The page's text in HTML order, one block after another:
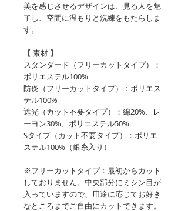
美を感じさせるデザインは、見る人を魅
了し、空間に温もりと洗練をもたらしま
す。
【 素材 】
スタンダード（フリーカットタイプ）：
ポリエステル100%
防炎（フリーカットタイプ）：ポリエス
テル100%
遮光（カット不要タイプ）：綿20%、レ
ーヨン30%、ポリエステル50%
Sタイプ（カット不要タイプ）：ポリエ
ステル100%（銀糸入り）
※フリーカットタイプ：最初からカット
しておりません。中央部分にミシン目が
入っていますので、用途に応じてお好き
なところまでご自由にカットできます。